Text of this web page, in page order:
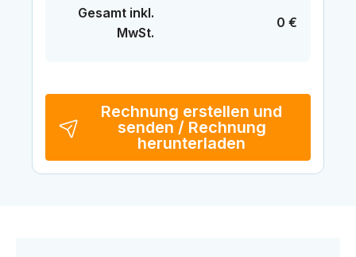
Gesamt inkl.
MwSt.
0 €
Rechnung erstellen und
senden / Rechnung
herunterladen